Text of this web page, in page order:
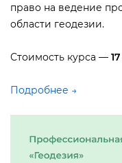
право на ведение
области геодезии.
Стоимость курса —
Подробнее →